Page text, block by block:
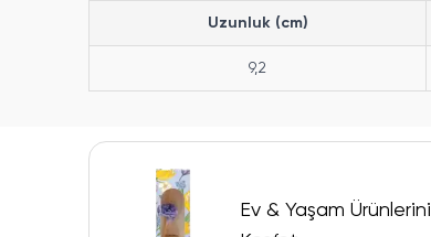
Uzunluk (cm)
9,2
Ev & Yaşam Ürünlerini